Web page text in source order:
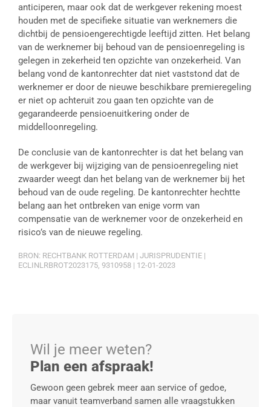
anticiperen, maar ook dat de werkgever rekening moest
houden met de specifieke situatie van werknemers die
dichtbij de pensioengerechtigde leeftijd zitten. Het belang
van de werknemer bij behoud van de pensioenregeling is
gelegen in zekerheid ten opzichte van onzekerheid. Van
belang vond de kantonrechter dat niet vaststond dat de
werknemer er door de nieuwe beschikbare premieregeling
er niet op achteruit zou gaan ten opzichte van de
gegarandeerde pensioenuitkering onder de
middelloonregeling.
De conclusie van de kantonrechter is dat het belang van
de werkgever bij wijziging van de pensioenregeling niet
zwaarder weegt dan het belang van de werknemer bij het
behoud van de oude regeling. De kantonrechter hechtte
belang aan het ontbreken van enige vorm van
compensatie van de werknemer voor de onzekerheid en
risico’s van de nieuwe regeling.
BRON: RECHTBANK ROTTERDAM | JURISPRUDENTIE |
ECLINLRBROT2023175, 9310958 | 12-01-2023
Wil je meer weten?
Plan een afspraak!
Gewoon geen gebrek meer aan service of gedoe,
maar vanuit teamverband samen alle vraagstukken